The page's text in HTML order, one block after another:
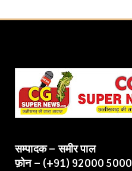
सम्पादक – समीर पाल
फ़ोन – (+91) 92000